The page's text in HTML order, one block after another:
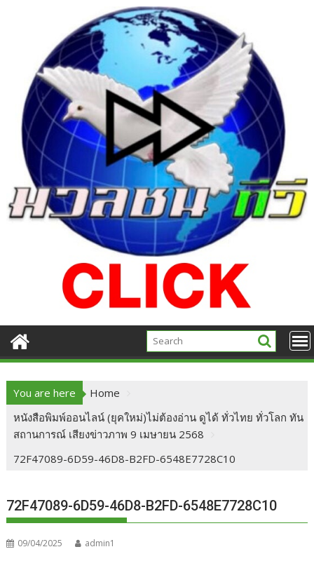
You are here
Home
หนังสือพิมพ์ออนไลน์ (ยุคใหม่)ไม่ต้องอ่าน ดูได้ ทั่วไทย ทั่วโลก ทัน
สถานการณ์ เสียงข่าวภาพ 9 เมษายน 2568
72F47089-6D59-46D8-B2FD-6548E7728C10
72F47089-6D59-46D8-B2FD-6548E7728C10
09/04/2025 admin1